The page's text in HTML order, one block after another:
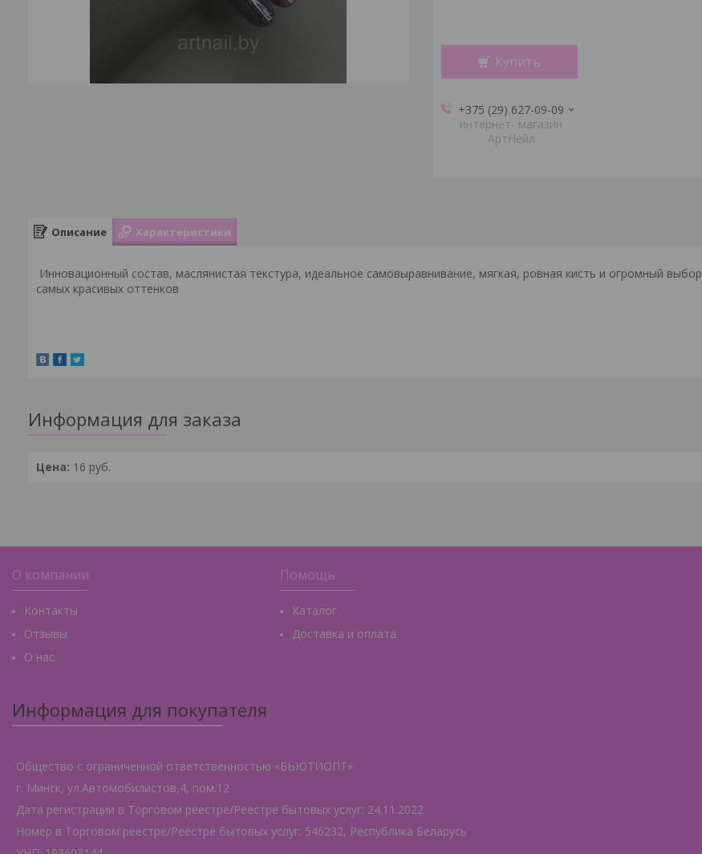
Купить
+375 (29) 627-09-09
интернет- магазин
АртНейл
Описание Характеристики
Инновационный состав, маслянистая текстура, идеальное самовыравнивание, мягкая, ровная кисть и огромный выбор
самых красивых оттенков
Информация для заказа
Цена: 16 руб.
О компании
Контакты
Отзывы
О нас
Помощь
Каталог
Доставка и оплата
Информация для покупателя
Общество с ограниченной ответственностью «БЬЮТИОПТ»
г. Минск, ул.Автомобилистов,4, пом.12
Дата регистрации в Торговом реестре/Реестре бытовых услуг: 24.11.2022
Номер в Торговом реестре/Реестре бытовых услуг: 546232, Республика Беларусь